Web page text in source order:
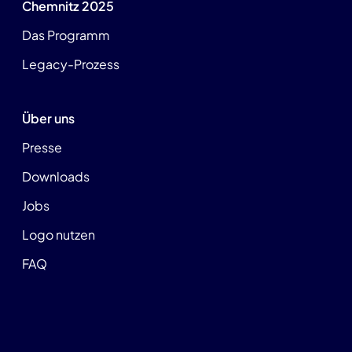
Chemnitz 2025
Das Programm
Legacy-Prozess
Über uns
Presse
Downloads
Jobs
Logo nutzen
FAQ